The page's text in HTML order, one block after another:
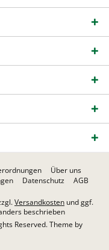
Über uns
Datenschutz AGB
Versandkosten und ggf.
beschrieben
Reserved. Theme by